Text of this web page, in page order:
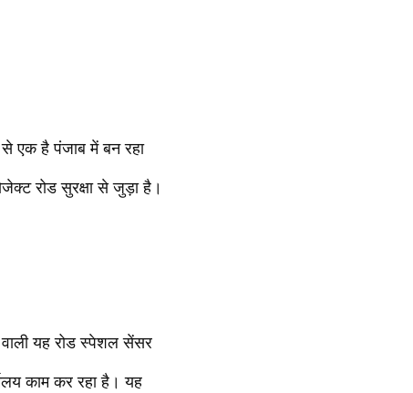
एक है पंजाब में बन रहा
रोड सुरक्षा से जुड़ा है।
वाली यह रोड स्पेशल सेंसर
काम कर रहा है। यह